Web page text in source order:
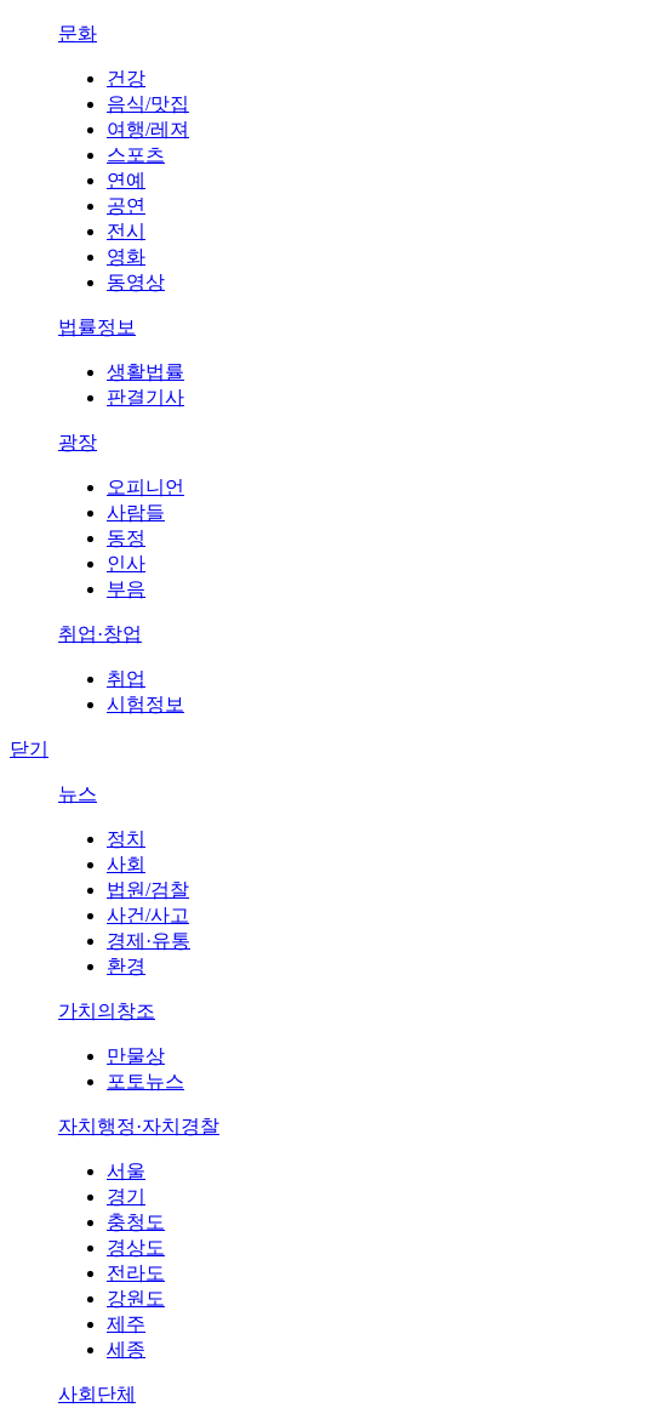
문화
건강
음식/맛집
여행/레져
스포츠
연예
공연
전시
영화
동영상
법률정보
생활법률
판결기사
광장
오피니언
사람들
동정
인사
부음
취업·창업
취업
시험정보
닫기
뉴스
정치
사회
법원/검찰
사건/사고
경제·유통
환경
가치의창조
만물상
포토뉴스
자치행정·자치경찰
서울
경기
충청도
경상도
전라도
강원도
제주
세종
사회단체